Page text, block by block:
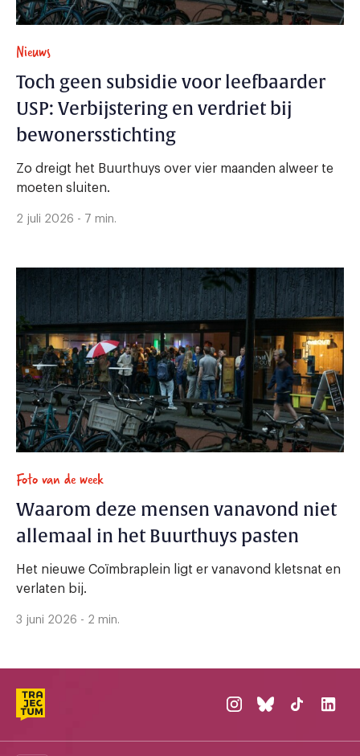
Nieuws
Toch geen subsidie voor leefbaarder
USP: Verbijstering en verdriet bij
bewonersstichting
Zo dreigt het Buurthuys over vier maanden alweer te
moeten sluiten.
2 juli 2026 - 7 min.
Foto van de week
Waarom deze mensen vanavond niet
allemaal in het Buurthuys pasten
Het nieuwe Coïmbraplein ligt er vanavond kletsnat en
verlaten bij.
3 juni 2026 - 2 min.